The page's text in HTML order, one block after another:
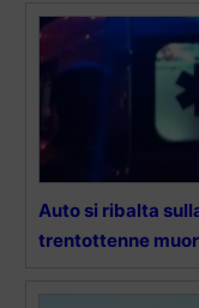
Auto si ribalta
trentottenne